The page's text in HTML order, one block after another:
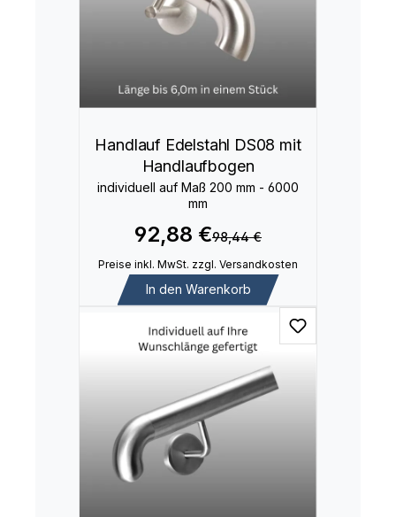
Handlauf Edelstahl DS08 mit
Handlaufbogen
individuell auf Maß 200 mm - 6000
mm
92,88 €98,44 €
Preise inkl. MwSt. zzgl. Versandkosten
In den Warenkorb